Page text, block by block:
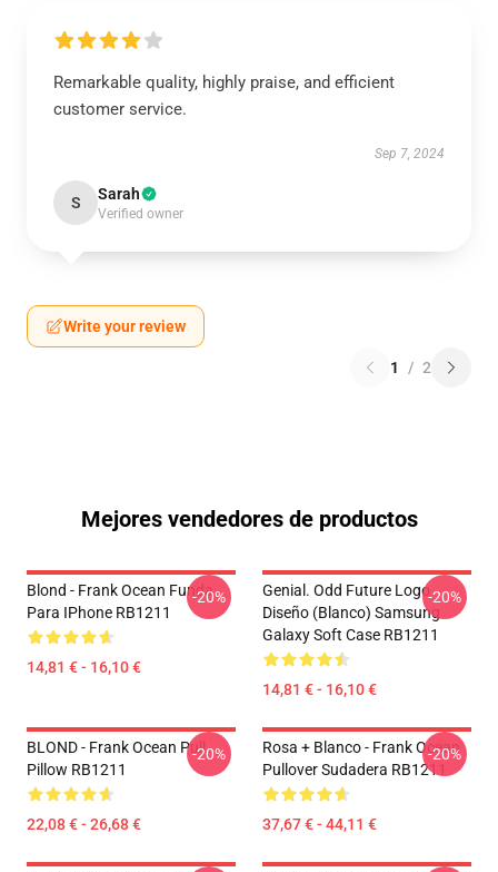
Remarkable quality, highly praise, and efficient
customer service.
Sep 7, 2024
S Sarah
Verified owner
Write your review
1 / 2
Mejores vendedores de productos
Blond - Frank Ocean Funda
Para IPhone RB1211
14,81 € - 16,10 €
-20%
Genial. Odd Future Logo
Diseño (blanco) Samsung
Galaxy Soft Case RB1211
14,81 € - 16,10 €
-20%
BLOND - Frank Ocean Pull
Pillow RB1211
22,08 € - 26,68 €
-20%
Rosa + Blanco - Frank Ocean
Pullover Sudadera RB1211
37,67 € - 44,11 €
-20%